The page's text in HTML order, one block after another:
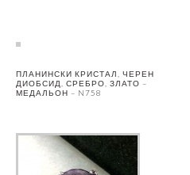
ПЛАНИНСКИ КРИСТАЛ, ЧЕРЕН
ДИОБСИД, СРЕБРО, ЗЛАТО –
МЕДАЛЬОН – N758